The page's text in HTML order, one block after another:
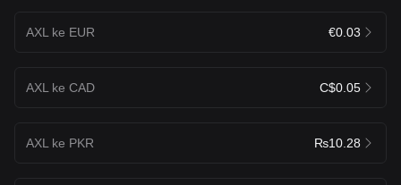
AXL ke EUR €0.03
AXL ke CAD C$0.05
AXL ke PKR ₨10.28